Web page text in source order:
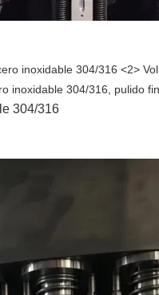
inoxidable 304/316 <2>
inoxidable 304/316, pulido
304/316